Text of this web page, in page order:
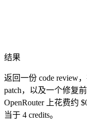
结果
返回一份 code review
patch，以及一个修复
OpenRouter 上花费约
当于 4 credits。